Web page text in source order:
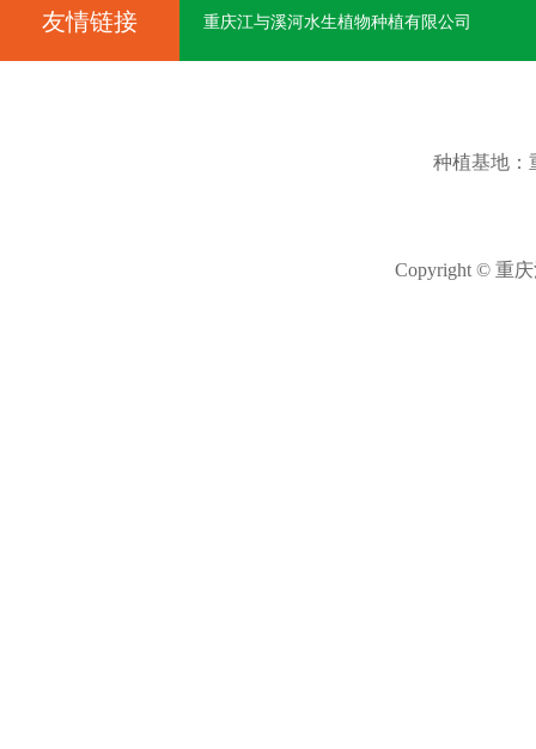
友情链接 重庆江与溪河水生植物种植有限公司
种植基地：
Copyright © 重